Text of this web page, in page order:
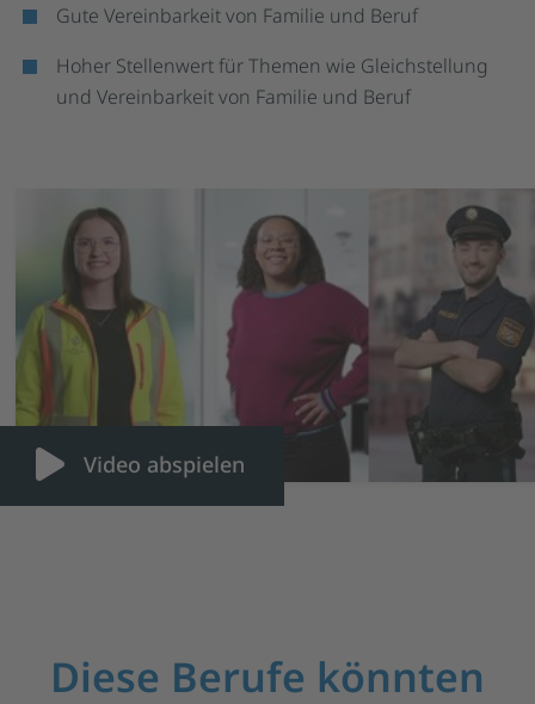
Gute Vereinbarkeit von Familie und Beruf
Hoher Stellenwert für Themen wie Gleichstellung
und Vereinbarkeit von Familie und Beruf
Video abspielen
Diese Berufe könnten